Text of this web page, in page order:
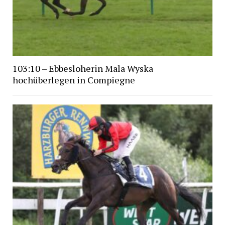
103:10 – Ebbesloherin Mala Wyska
hochüberlegen in Compiegne